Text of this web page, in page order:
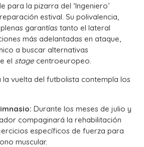
para la pizarra del ‘Ingeniero’
estival. Su polivalencia,
garantías tanto el lateral
más adelantadas en ataque,
a buscar alternativas
el stage centroeuropeo.
vuelta del futbolista contempla los
Durante los meses de julio y
compaginará la rehabilitación
específicos de fuerza para
muscular.